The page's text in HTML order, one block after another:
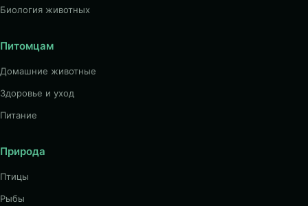
Биология животных
Питомцам
Домашние животные
Здоровье и уход
Питание
Природа
Птицы
Рыбы